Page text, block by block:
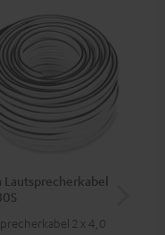
Lautsprecherkabel
2 x 4,0